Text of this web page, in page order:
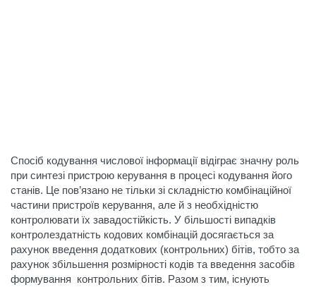
Спосіб кодування числової інформації відіграє значну роль
при синтезі пристрою керування в процесі кодування його
станів. Це пов’язано не тільки зі складністю комбінаційної
частини пристроїв керування, але й з необхідністю
контролювати їх завадостійкість. У більшості випадків
контролездатність кодових комбінацій досягається за
рахунок введення додаткових (контрольних) бітів, тобто за
рахунок збільшення розмірності кодів та введення засобів
формування контрольних бітів. Разом з тим, існують